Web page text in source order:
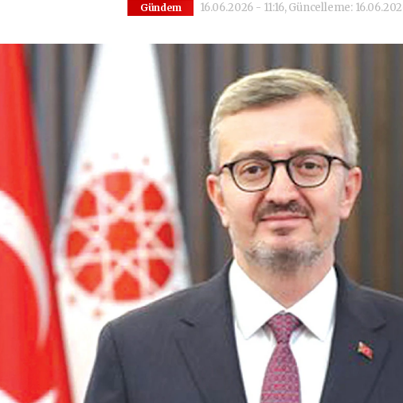
Gündem 16.06.2026 - 11:16, Güncelleme: